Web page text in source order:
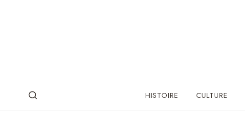
HISTOIRE CULTURE